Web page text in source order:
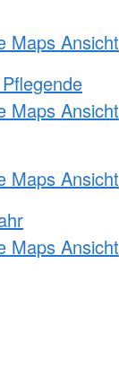
Maps Ansicht
Maps Ansicht
Maps Ansicht
Maps Ansicht